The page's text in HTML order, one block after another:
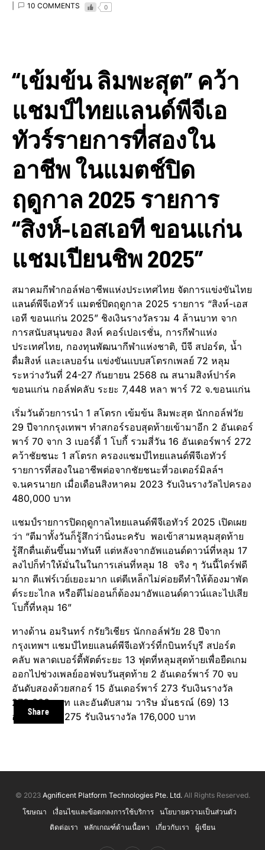
10 COMMENTS 0
Share
“เข้มข้น ลิมพะสุต” คว้า
แชมป์ไทยแลนด์พีจีเอ
ทัวร์รายการที่สองใน
อาชีพ ในแมตช์ปิด
ฤดูกาล 2025 รายการ
“สิงห์-เอสเอที ขอนแก่น
แชมเปียนชิพ 2025”
สมาคมกีฬากอล์ฟอาชีพแห่งประเทศไทย จัดการแข่งขันไทย
แลนด์พีจีเอทัวร์ แมตช์ปิดฤดูกาล 2025 รายการ “สิงห์-เอส
เอที ขอนแก่น 2025” ชิงเงินรางวัลรวม 4 ล้านบาท จาก
การสนับสนุนของ สิงห์ คอร์เปอเรชั่น, การกีฬาแห่ง
ประเทศไทย, กองทุนพัฒนากีฬาแห่งชาติ, บีจี สปอร์ต, น้ำ
ดื่มสิงห์ และเลบอร์น แข่งขันแบบสโตรกเพลย์ 72 หลุม
ระหว่างวันที่ 24-27 กันยายน 2568 ณ สนามสิงห์ปาร์ค
ขอนแก่น กอล์ฟคลับ ระยะ 7,448 หลา พาร์ 72 จ.ขอนแก่น
เริ่มวันด้วยการนำ 1 สโตรก เข้มข้น ลิมพะสุต นักกอล์ฟวัย
29 ปีจากกรุงเทพฯ ทำสกอร์รอบสุดท้ายเข้ามาอีก 2 อันเดอร์
พาร์ 70 จาก 3 เบอร์ดี้ 1 โบกี้ รวมสี่วัน 16 อันเดอร์พาร์ 272
คว้าชัยชนะ 1 สโตรก ครองแชมป์ไทยแลนด์พีจีเอทัวร์
รายการที่สองในอาชีพต่อจากชัยชนะที่วอเตอร์มิลล์ฯ
จ.นครนายก เมื่อเดือนสิงหาคม 2023 รับเงินรางวัลไปครอง
480,000 บาท
แชมป์รายการปิดฤดูกาลไทยแลนด์พีจีเอทัวร์ 2025 เปิดเผย
ว่า “ตีมาทั้งวันก็รู้สึกว่านิ่งนะครับ พอเข้าสามหลุมสุดท้าย
รู้สึกตื่นเต้นขึ้นมาทันที แต่หลังจากอัพแอนด์ดาวน์ที่หลุม 17
ลงไปก็ทำให้มั่นในในการเล่นที่หลุม 18 จริง ๆ วันนี้ไดร์ฟดี
มาก ตีแฟร์เวย์เยอะมาก แต่ตีเหล็กไม่ค่อยดีทำให้ต้องมาพัต
ต์ระยะไกล หรือตีไม่ออนก็ต้องมาอัพแอนด์ดาวน์และไปเสีย
โบกี้ที่หลุม 16”
ทางด้าน อมรินทร์ กรัยวิเชียร นักกอล์ฟวัย 28 ปีจาก
กรุงเทพฯ แชมป์ไทยแลนด์พีจีเอทัวร์ที่กบินทร์บุรี สปอร์ต
คลับ พลาดเบอร์ดี้พัตต์ระยะ 13 ฟุตที่หลุมสุดท้ายเพื่อยืดเกม
ออกไปช่วงเพลย์ออฟจบวันสุดท้าย 2 อันเดอร์พาร์ 70 จบ
อันดับสองด้วยสกอร์ 15 อันเดอร์พาร์ 273 รับเงินรางวัล
270,000 บาท และอันดับสาม วาริษ มั่นธรณ์ (69) 13
อันเดอร์พาร์ 275 รับเงินรางวัล 176,000 บาท
© 2023 Agnificent Platform Technologies Pte. Ltd. All Rights Reserved.
โฆษณา เงื่อนไขและข้อตกลงการใช้บริการ
นโยบายความเป็นส่วนตัว
ติดต่อเรา
หลักเกณฑ์ด้านเนื้อหา เกี่ยวกับเรา ผู้เขียน